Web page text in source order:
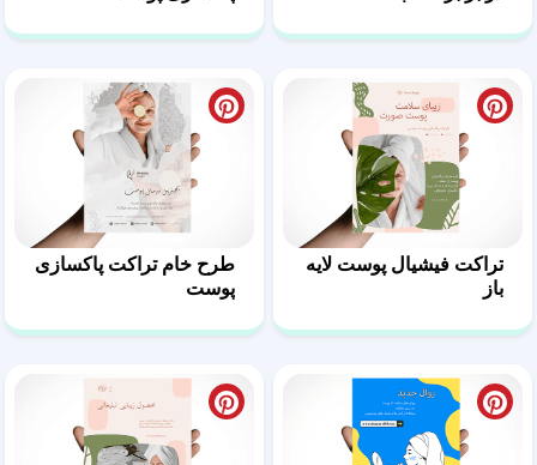
تراکت فیشیال پوست لایه
باز
طرح خام تراکت پاکسازی
پوست